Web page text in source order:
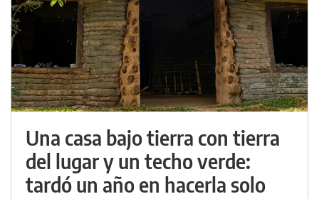
Una casa bajo tierra con tierra
del lugar y un techo verde:
tardó un año en hacerla solo